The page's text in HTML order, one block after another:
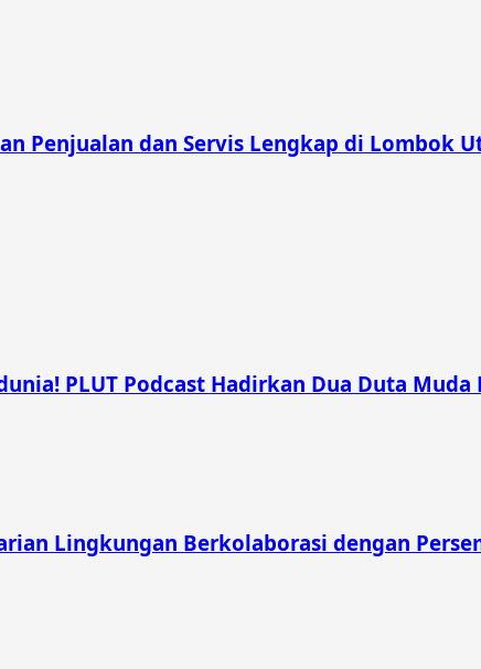
Penjualan dan Servis Lengkap di Lombok
PLUT Podcast Hadirkan Dua Duta
Lingkungan Berkolaborasi dengan